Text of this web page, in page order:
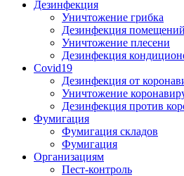
Дезинфекция
Уничтожение грибка
Дезинфекция
Уничтожение плесени
Дезинфекция
Covid19
Дезинфекция от
Уничтожение
Дезинфекция против
Фумигация
Фумигация складов
Фумигация
Организациям
Пест-контроль